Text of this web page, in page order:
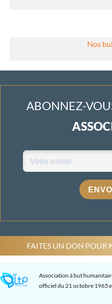
Nos
ABONNEZ-
FAITES UN DON POUR
Association à but
officiel du 21 octobre 1965